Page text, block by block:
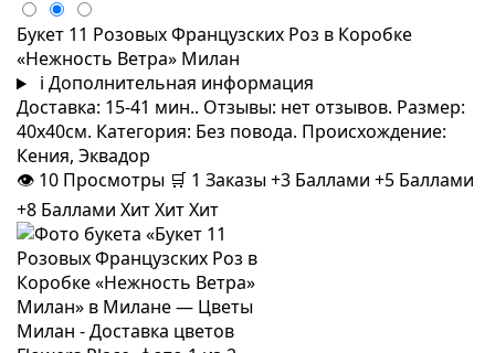
Букет 11 Розовых Французских Роз в Коробке
«Нежность Ветра» Милан
i Дополнительная информация
Доставка: 15-41 мин.. Отзывы: нет отзывов. Размер:
40x40см. Категория: Без повода. Происхождение:
Кения, Эквадор
👁 10 Просмотры 🛒 1 Заказы+3 Баллами +5 Баллами
+8 Баллами ХитХитХит